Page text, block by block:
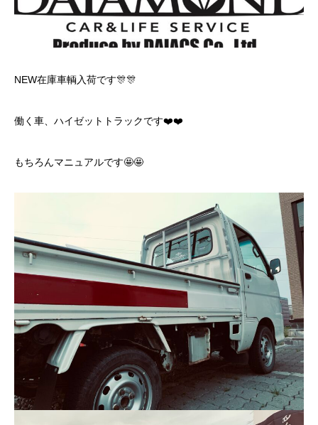
NEW在庫車輌入荷です🎊🎊
働く車、ハイゼットトラックです❤️❤️
もちろんマニュアルです🤩🤩